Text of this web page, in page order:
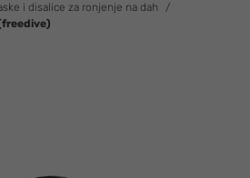
i disalice za ronjenje na dah